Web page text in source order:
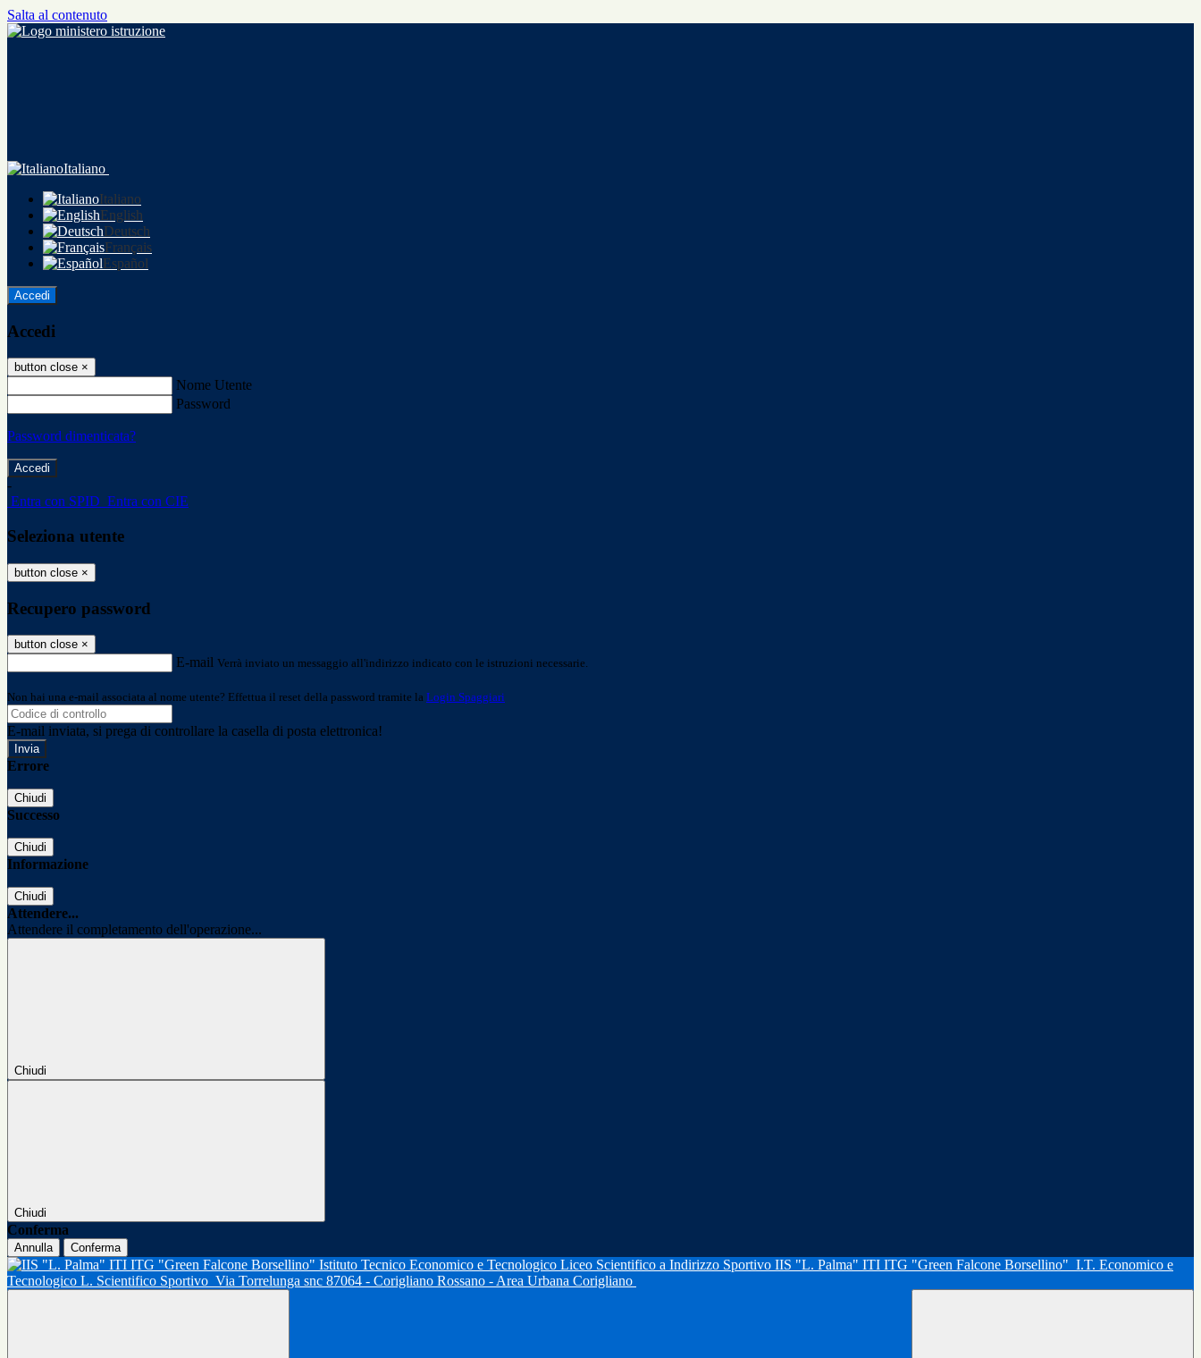
Salta al contenuto
Italiano
Italiano
English
Deutsch
Français
Español
Accedi
Accedi
button close ×
Nome Utente
Password
Password dimenticata?
-
Entra con SPID Entra con CIE
Seleziona utente
button close ×
Recupero password
button close ×
E-mail Verrà inviato un messaggio all'indirizzo indicato con le istruzioni necessarie.
Non hai una e-mail associata al nome utente? Effettua il reset della password tramite la Login Spaggiari
E-mail inviata, si prega di controllare la casella di posta elettronica!
Errore
Chiudi
Successo
Chiudi
Informazione
Chiudi
Attendere...
Attendere il completamento dell'operazione...
Chiudi
Chiudi
Conferma
Annulla Conferma
IIS "L. Palma" ITI ITG "Green Falcone Borsellino" I.T. Economico e
Tecnologico L. Scientifico Sportivo Via Torrelunga snc 87064 - Corigliano Rossano - Area Urbana Corigliano